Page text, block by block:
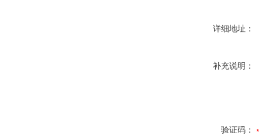
详细地址：
补充说明：
验证码：